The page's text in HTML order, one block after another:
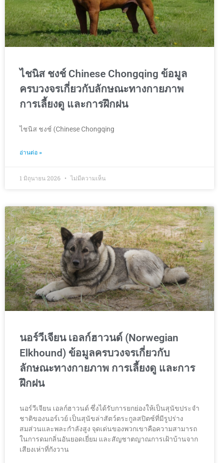
ไชนิส ชงช์ Chinese Chongqing ข้อมูล
ครบวงจรเกี่ยวกับลักษณะทางกายภาพ
การเลี้ยงดู และการฝึกฝน
ไชนิส ชงช์ (Chinese Chongqing
อ่านต่อ »
1 มิถุนายน 2026 ไม่มีความเห็น
นอร์วีเจียน เอลก์ฮาวนด์ (Norwegian
Elkhound) ข้อมูลครบวงจรเกี่ยวกับ
ลักษณะทางกายภาพ การเลี้ยงดู และการ
ฝึกฝน
นอร์วีเจียน เอลก์ฮาวนด์ ซึ่งได้รับการยกย่องให้เป็นสุนัขประจำ
ชาติของนอร์เวย์ เป็นสุนัขล่าสัตว์ตระกูลสปิตซ์ที่มีรูปร่าง
สมส่วนและพละกำลังสูง จุดเด่นของพวกเขาคือความสามารถ
ในการดมกลิ่นอันยอดเยี่ยม และสัญชาตญาณการเฝ้าบ้านจาก
เสียงเห่าที่กังวาน